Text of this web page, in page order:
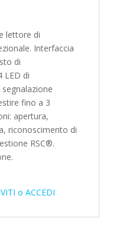
lettore di
Interfaccia
di
LED di
fino a 3
apertura,
riconoscimento di
RSC®.
o ACCEDI